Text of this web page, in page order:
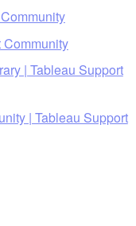
Community
| Tableau Support
| Tableau Support